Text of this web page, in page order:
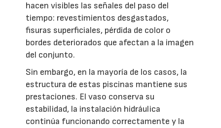
hacen visibles las señales del paso del
tiempo: revestimientos desgastados,
fisuras superficiales, pérdida de color o
bordes deteriorados que afectan a la imagen
del conjunto.
Sin embargo, en la mayoría de los casos, la
estructura de estas piscinas mantiene sus
prestaciones. El vaso conserva su
estabilidad, la instalación hidráulica
continúa funcionando correctamente y la